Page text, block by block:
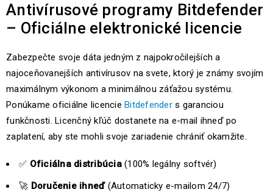
Antivírusové programy Bitdefender
– Oficiálne elektronické licencie
Zabezpečte svoje dáta jedným z najpokročilejších a
najoceňovanejších antivírusov na svete, ktorý je známy svojím
maximálnym výkonom a minimálnou záťažou systému.
Ponúkame oficiálne licencie Bitdefender s garanciou
funkčnosti. Licenčný kľúč dostanete na e-mail ihneď po
zaplatení, aby ste mohli svoje zariadenie chrániť okamžite.
✅ Oficiálna distribúcia(100% legálny softvér)
🚀 Doručenie ihneď(Automaticky e-mailom 24/7)